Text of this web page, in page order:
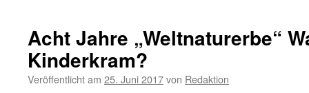
Acht Jahre „Weltnaturerbe“
Kinderkram?
Veröffentlicht am 25. Juni 2017von Redaktion